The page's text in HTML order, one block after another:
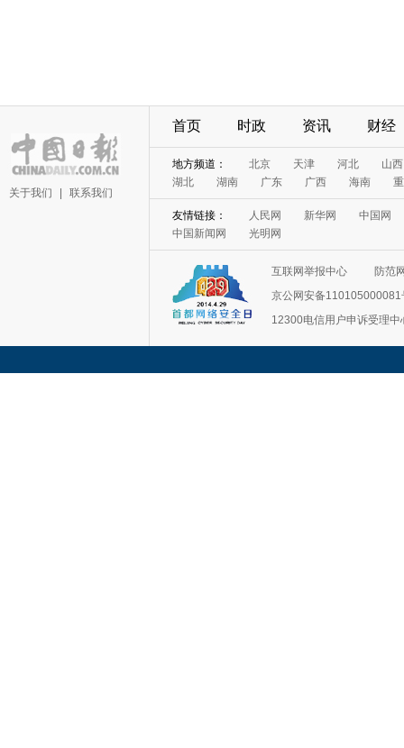
关于我们 联系我们
首页 时政 资讯 财经
地方频道： 北京 天津 河北
山西
湖北
湖南 广东 广西 海南
友情链接： 人民网 新华网
中国网
中国新闻网
光明网
互联网举报中心
防范
京公网安备110105000081
12300电信用户申诉受理中